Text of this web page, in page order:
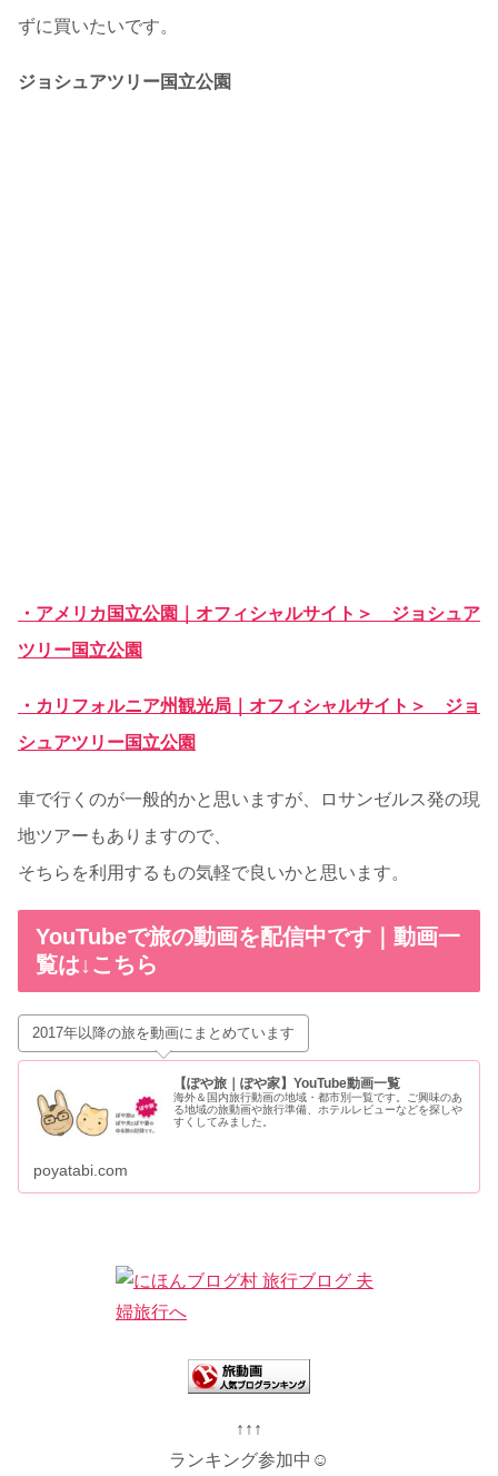
ずに買いたいです。
ジョシュアツリー国立公園
・アメリカ国立公園｜オフィシャルサイト＞ ジョシュア
ツリー国立公園
・カリフォルニア州観光局｜オフィシャルサイト＞ ジョ
シュアツリー国立公園
車で行くのが一般的かと思いますが、ロサンゼルス発の現
地ツアーもありますので、
そちらを利用するもの気軽で良いかと思います。
YouTubeで旅の動画を配信中です｜動画一
覧は↓こちら
2017年以降の旅を動画にまとめています
【ぽや旅｜ぽや家】YouTube動画一覧
海外＆国内旅行動画の地域・都市別一覧です。ご興味のあ
る地域の旅動画や旅行準備、ホテルレビューなどを探しや
すくしてみました。
poyatabi.com
↑↑↑
ランキング参加中☺